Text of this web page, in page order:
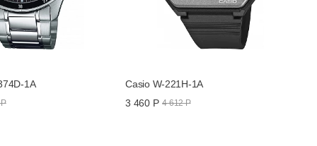
1A
Р
Casio W-221H-1A
3 460 Р 4 612 Р